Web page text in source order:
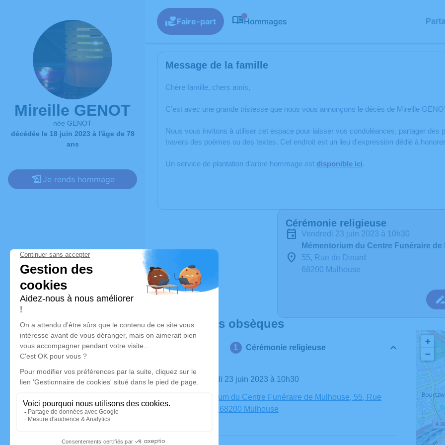
Mireille GENOT
née GENOT
décédée le 18 juin 2023 à l'âge de 78
ans
Je rends hommage
Faire-part Hommages
Message de la famille
Chère famille, chers amis,
C’est avec une grande tristesse que nous vous annonçons le décès de Mireille
Nous vous invitons à utiliser cet espace pour laisser vos condoléances, partager
travers des poèmes ou des textes. Cet endroit est un lieu d'expression dédié à
Un service de plantation d’arbre hommage est disponible ici.
Cérémonie religieuse
vendredi 23 juin 2023 à 10h30
Mémentorium du Centre Funéraire de
55, Rue de Dinard
68200 Mulhouse
Déroulé des obsèques
Cérémonie religieuse
Le vendredi 23 juin 2023 à 10h30
Mémentorium du Centre Funéraire de Mulhouse, 55, Rue
de Dinard, 68200 Mulhouse
+
−